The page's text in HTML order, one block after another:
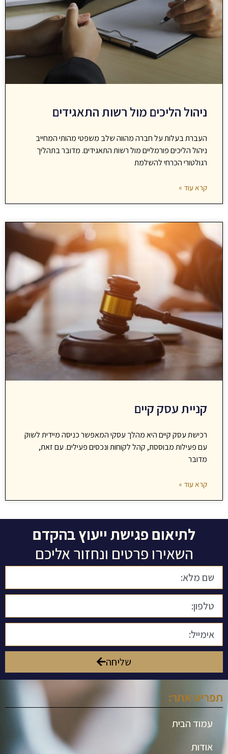
ניהול הליכים מול רשות התאגידים
העברת בעלות על חברה מהווה שלב משפטי מהותי המחייב
ניהול הליכים פורמליים מול רשות התאגידים. מדובר בתהליך
רגולטורי הכרחי להשלמת
קרא עוד »
קניית עסק קיים
רכישת עסק קיים היא מהלך עסקי המאפשר כניסה מיידית לשוק
עם פעילות מבוססת, קהל לקוחות ונכסים פעילים. עם זאת,
מדובר
קרא עוד »
לתיאום פגישת ייעוץ בהקדם
השאירו פרטים ונחזור אליכם
שליחה
תפריט אתר:
עמוד הבית
אודות